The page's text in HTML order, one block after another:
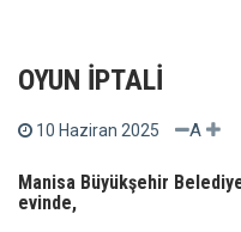
OYUN İPTALİ
10 Haziran 2025 A
Manisa Büyükşehir
evinde,